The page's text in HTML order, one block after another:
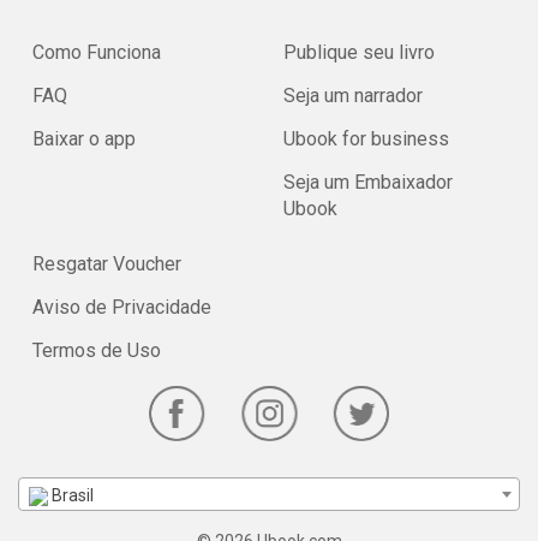
Como Funciona
FAQ
Baixar o app
Publique seu livro
Seja um narrador
Ubook for business
Seja um Embaixador
Ubook
Resgatar Voucher
Aviso de Privacidade
Termos de Uso
Brasil